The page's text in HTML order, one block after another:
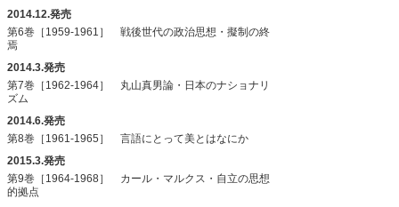
2014.12.発売
第6巻［1959-1961］ 戦後世代の政治思想・擬制の終
焉
2014.3.発売
第7巻［1962-1964］ 丸山真男論・日本のナショナリ
ズム
2014.6.発売
第8巻［1961-1965］ 言語にとって美とはなにか
2015.3.発売
第9巻［1964-1968］ カール・マルクス・自立の思想
的拠点